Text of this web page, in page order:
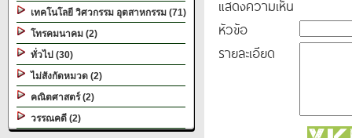
เทคโนโลยี วิศวกรรม อุตสาหกรรม (71)
โทรคมนาคม (2)
ทั่วไป (30)
ไม่สังกัดหมวด (2)
คณิตศาสตร์ (2)
วรรณคดี (2)
แสดงความเห็น
หัวข้อ
รายละเอียด